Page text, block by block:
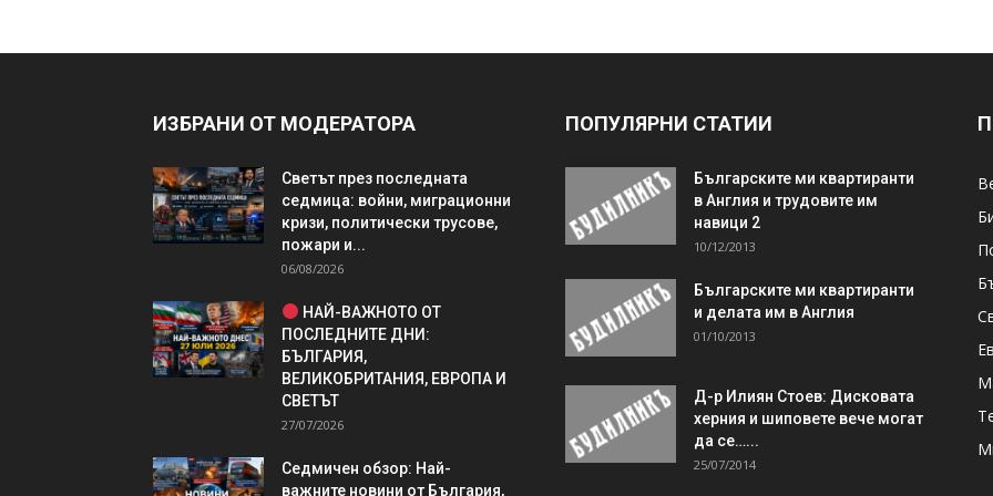
ИЗБРАНИ ОТ МОДЕРАТОРА
Светът през последната
седмица: войни, миграционни
кризи, политически трусове,
пожари и...
06/08/2026
НАЙ-ВАЖНОТО ОТ
ПОСЛЕДНИТЕ ДНИ:
БЪЛГАРИЯ,
ВЕЛИКОБРИТАНИЯ, ЕВРОПА И
СВЕТЪТ
27/07/2026
Седмичен обзор: Най-
важните новини от България,
ПОПУЛЯРНИ СТАТИИ
Българските ми квартиранти
в Англия и трудовите им
навици 2
10/12/2013
Българските ми квартиранти
и делата им в Англия
01/10/2013
Д-р Илиян Стоев: Дисковата
херния и шиповете вече могат
да се…...
25/07/2014